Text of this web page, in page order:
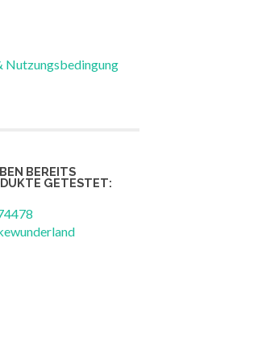
BEREITS
GETESTET: